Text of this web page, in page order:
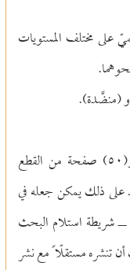
على مختلف المستويات
(منضَّدة).
أنْ يتراوح حجم البحث بين (١٢) و(٥٠) صفحة من القطع
على ذلك يمكن جعله في
شريطة استلام البحث
تنشره مستقلّا ً مع نشر